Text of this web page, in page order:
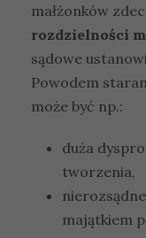
małżonków
rozdzielności
sądowe
Powodem
może być np.:
duża
tworzenia,
majątkiem